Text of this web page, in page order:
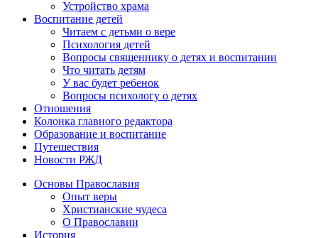
Устройство храма
Воспитание детей
Читаем с детьми о вере
Психология детей
Вопросы священнику о детях и воспитании
Что читать детям
У вас будет ребенок
Вопросы психологу о детях
Отношения
Колонка главного редактора
Образование и воспитание
Путешествия
Новости РЖД
Основы Православия
Опыт веры
Христианские чудеса
О Православии
История